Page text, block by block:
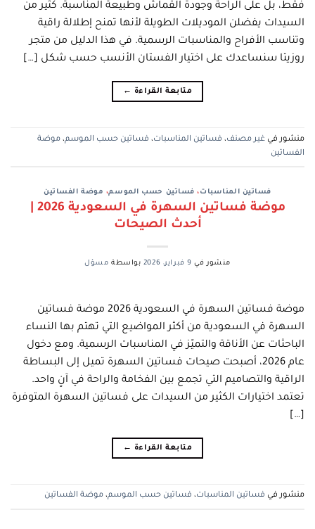
فقط، بل على الراحة وجودة القماش وطبيعة المناسبة. كثير من
السيدات يفضلن الموديلات الطويلة لأنها تمنح إطلالة راقية
وتناسب الأفراح والمناسبات الرسمية. في هذا الدليل من متجر
روزيتا سنساعدك على اختيار الفستان الأنسب حسب شكل […]
متابعة القراءة ←
منشور في غير مصنف، فساتين المناسبات، فساتين حسب الموسم، موضة
الفساتين
فساتين المناسبات، فساتين حسب الموسم، موضة الفساتين
أحدث الصيحات
منشور في 9 فبراير، 2026 بواسطة مسؤل
موضة فساتين السهرة في السعودية 2026 موضة فساتين
السهرة في السعودية من أكثر المواضيع التي تهتم بها النساء
الباحثات عن الأناقة والتميّز في المناسبات الرسمية. ومع دخول
عام 2026، أصبحت صيحات فساتين السهرة تميل إلى البساطة
الراقية والتصاميم التي تجمع بين الفخامة والراحة في آنٍ واحد.
تعتمد اختيارات الكثير من السيدات على فساتين السهرة المتوفرة
[…]
متابعة القراءة ←
منشور في فساتين المناسبات، فساتين حسب الموسم، موضة الفساتين